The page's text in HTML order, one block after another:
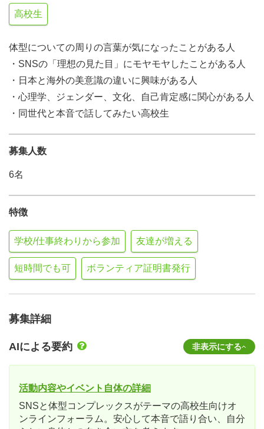
高校生
体型についての周りの言葉が気になったことがある人
・SNSの「理想の見た目」にモヤモヤしたことがある人
・日本と海外の美意識の違いに興味がある人
・心理学、ジェンダー、文化、自己肯定感に関心がある人
・同世代と本音で話してみたい高校生
募集人数
6名
特徴
学校/仕事終わりから参加 友達が増える
短時間でも可 ボランティア証明書発行
募集詳細
AIによる要約 非表示にする
活動内容やイベント自体の詳細
SNSと体型コンプレックスがテーマの高校生向けオ
ンラインフォーラム。安心して本音で語り合い、自分